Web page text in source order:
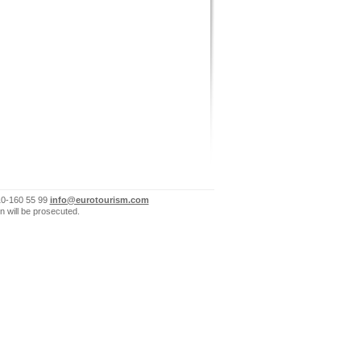
160 55 99 info@eurotourism.com
will be prosecuted.